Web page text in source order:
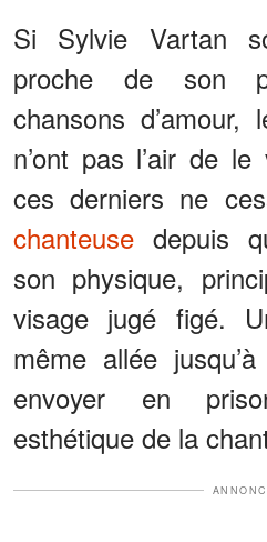
Si Sylvie Vartan
proche de son
chansons d’amour,
n’ont pas l’air de
ces derniers ne
chanteuse depuis
son physique,
visage jugé figé.
même allée
envoyer en
esthétique de la